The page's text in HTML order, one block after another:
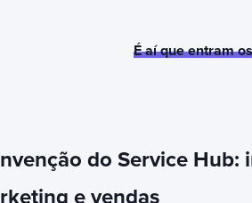
É aí que entram
do Service
e vendas